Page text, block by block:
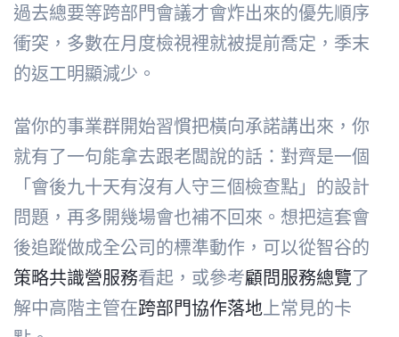
過去總要等跨部門會議才會炸出來的優先順序
衝突，多數在月度檢視裡就被提前喬定，季末
的返工明顯減少。
當你的事業群開始習慣把橫向承諾講出來，你
就有了一句能拿去跟老闆說的話：對齊是一個
「會後九十天有沒有人守三個檢查點」的設計
問題，再多開幾場會也補不回來。想把這套會
後追蹤做成全公司的標準動作，可以從智谷的
策略共識營服務看起，或參考顧問服務總覽了
解中高階主管在跨部門協作落地 上常見的卡